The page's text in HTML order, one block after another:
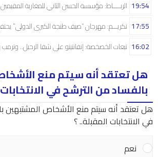
الربـــــاط: مؤسسة الحسن الثاني للمغاربة 19:54
تكريـــم: مهرجان “صيف طنجة الكبرى الدولي” 17:55
تبعات الخصخصة: إنفانتينو على شفا الرحيل.. وترمب 16:02
هل تعتقد أنه سيتم منع
بالفساد من الترشح في
هل تعتقد أنه سيتم منع الأشخاص المشتبهين
في الانتخابات المقبلة.. ؟
نعم